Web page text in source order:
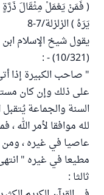
( فَمَنْ يَعْمَلْ مِثْقَالَ
يَرَهُ ) الزلزلة/7-8
يقول شيخ الإسلام
(10/321) - :
" صاحب الكبيرة إذا
على ذلك وإن كان
السنة والجماعة
لله موافقا لأمر الله
عاصيا في غيره ، ومن
مطيعا في غيره "
ثالثا :